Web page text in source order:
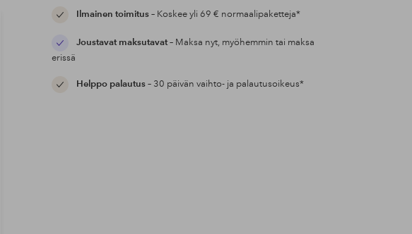
Ilmainen toimitus– Koskee yli 69 € normaalipaketteja*
Joustavat maksutavat– Maksa nyt, myöhemmin tai maksa
erissä
Helppo palautus– 30 päivän vaihto- ja palautusoikeus*